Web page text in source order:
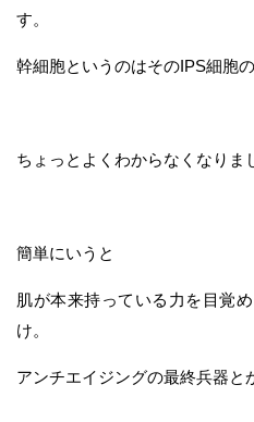
す。
幹細胞というのはそのIPS細胞
ちょっとよくわからなくなりま
簡単にいうと
肌が本来持っている力を目覚
け。
アンチエイジングの最終兵器と